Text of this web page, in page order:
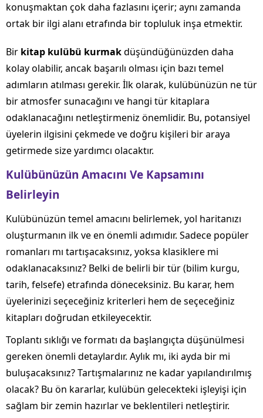
konuşmaktan çok daha fazlasını içerir; aynı zamanda
ortak bir ilgi alanı etrafında bir topluluk inşa etmektir.
Bir kitap kulübü kurmakdüşündüğünüzden daha
kolay olabilir, ancak başarılı olması için bazı temel
adımların atılması gerekir. İlk olarak, kulübünüzün ne tür
bir atmosfer sunacağını ve hangi tür kitaplara
odaklanacağını netleştirmeniz önemlidir. Bu, potansiyel
üyelerin ilgisini çekmede ve doğru kişileri bir araya
getirmede size yardımcı olacaktır.
Kulübünüzün Amacını Ve Kapsamını
Belirleyin
Kulübünüzün temel amacını belirlemek, yol haritanızı
oluşturmanın ilk ve en önemli adımıdır. Sadece popüler
romanları mı tartışacaksınız, yoksa klasiklere mi
odaklanacaksınız? Belki de belirli bir tür (bilim kurgu,
tarih, felsefe) etrafında döneceksiniz. Bu karar, hem
üyelerinizi seçeceğiniz kriterleri hem de seçeceğiniz
kitapları doğrudan etkileyecektir.
Toplantı sıklığı ve formatı da başlangıçta düşünülmesi
gereken önemli detaylardır. Aylık mı, iki ayda bir mi
buluşacaksınız? Tartışmalarınız ne kadar yapılandırılmış
olacak? Bu ön kararlar, kulübün gelecekteki işleyişi için
sağlam bir zemin hazırlar ve beklentileri netleştirir.